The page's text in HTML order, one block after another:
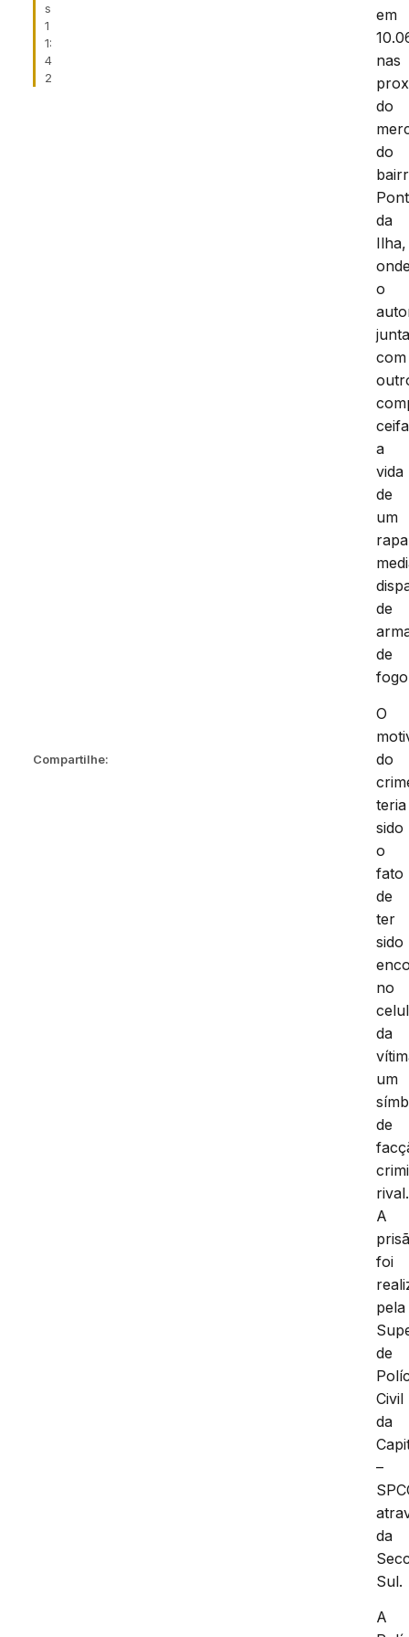
s
1
1:
4
2
Compartilhe:
em
nas
do
do
da
Ilha,
o
com
a
vida
de
um
de
de
O
do
teria
sido
o
fato
de
ter
sido
no
da
um
de
rival.
A
foi
pela
de
Civil
da
–
da
Sul.
A